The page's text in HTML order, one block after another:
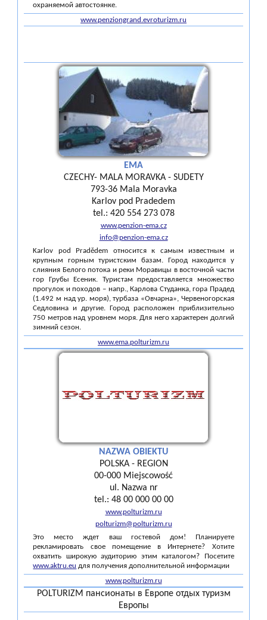
охраняемой автостоянке.
www.penziongrand.evroturizm.ru
EMA
CZECHY- MALA MORAVKA - SUDETY
793-36 Mala Moravka
Karlov pod Pradedem
tel.: 420 554 273 078
www.penzion-ema.cz
info@penzion-ema.cz
Karlov pod Pradědem относится к самым известным и
крупным горным туристским базам. Город находится у
слияния Белого потока и реки Моравицы в восточной части
гор Грубы Есеник. Туристам предоставляется множество
прогулок и походов – напр., Карлова Студанка, гора Прадед
(1.492 м над ур. моря), турбаза «Овчарна», Червеногорская
Седловина и другие. Город расположен приблизительно
750 метров над уровнем моря. Для него характерен долгий
зимний сезон.
www.ema.polturizm.ru
NAZWA OBIEKTU
POLSKA - REGION
00-000 Miejscowość
ul. Nazwa nr
tel.: 48 00 000 00 00
www.polturizm.ru
polturizm@polturizm.ru
Это место ждет ваш гостевой дом! Планируете
рекламировать свое помещение в Интернете? Хотите
охватить широкую аудиторию этим каталогом? Посетите
www.aktru.eu для получения дополнительной информации
www.polturizm.ru
POLTURIZM пансионаты в Европе отдых туризм
Европы